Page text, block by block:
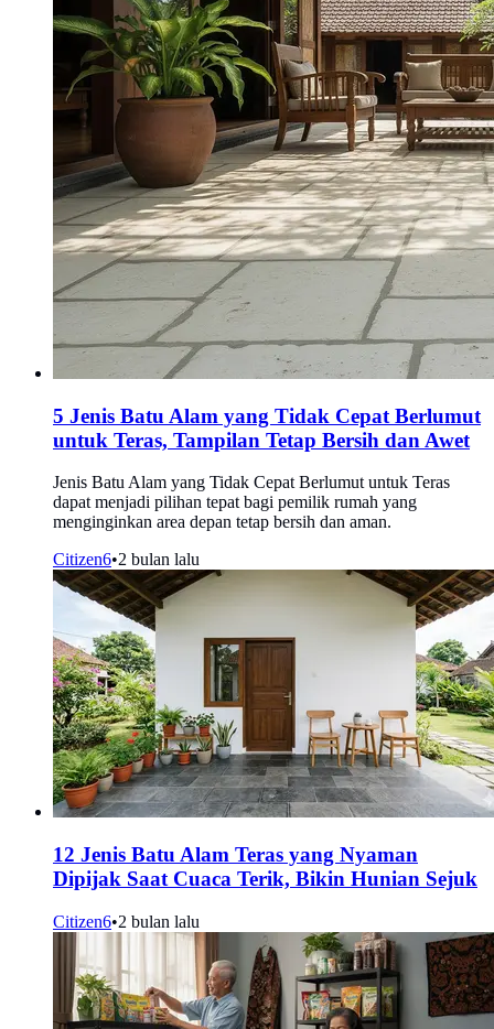
5 Jenis Batu Alam yang Tidak Cepat Berlumut
untuk Teras, Tampilan Tetap Bersih dan Awet
Jenis Batu Alam yang Tidak Cepat Berlumut untuk Teras
dapat menjadi pilihan tepat bagi pemilik rumah yang
menginginkan area depan tetap bersih dan aman.
Citizen6•2 bulan lalu
12 Jenis Batu Alam Teras yang Nyaman
Dipijak Saat Cuaca Terik, Bikin Hunian Sejuk
Citizen6•2 bulan lalu